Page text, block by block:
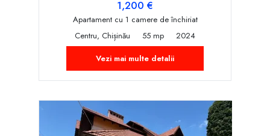
1,200 €
Apartament cu 1 camere de închiriat
Centru, Chișinău
55 mp
2024
Vezi mai multe detalii